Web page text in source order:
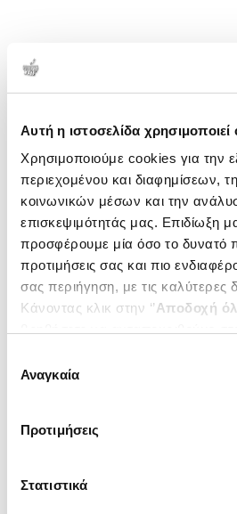
Αυτή η ιστοσελίδα
Χρησιμοποιούμε cookies για την
περιεχομένου και διαφημίσεων,
κοινωνικών μέσων και την
επισκεψιμότητάς μας. Επιδίωξη
προσφέρουμε μία όσο το δυνατό
προτιμήσεις σας και πιο
σας περιήγηση, με τις καλύτερες
Κάνοντας κλικ στην ‘’Αποδοχή
ενδιαφέρουν και να επιλέξετε
΄΄και να
συγκατάθεσης
Αναγκαία
Προτιμήσεις
Στατιστικά